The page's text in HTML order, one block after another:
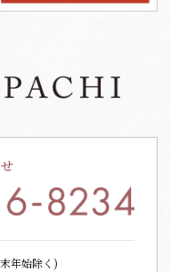
年始除く)